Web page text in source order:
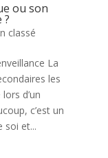
ou son
classé
La
les
d’un
c’est un
soi et...